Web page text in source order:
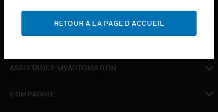
toggle view
toggle view
toggle view
ASSISTANCE MYAUTOMATION
COMPAGNIE
RETOUR À LA PAGE D'ACCUEIL